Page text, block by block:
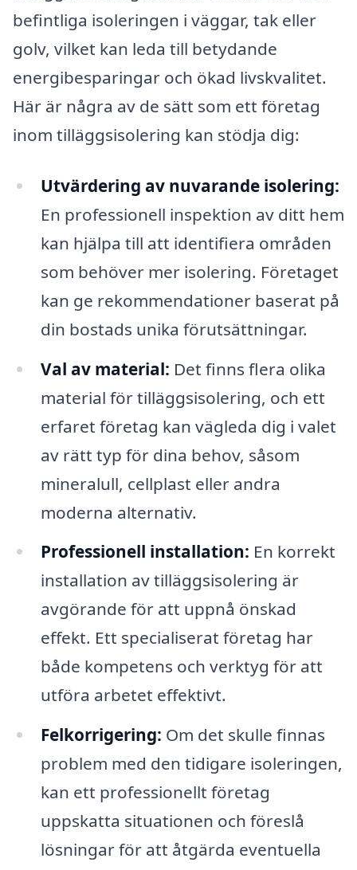
befintliga isoleringen i väggar, tak eller
golv, vilket kan leda till betydande
energibesparingar och ökad livskvalitet.
Här är några av de sätt som ett företag
inom tilläggsisolering kan stödja dig:
Utvärdering av nuvarande isolering:
En professionell inspektion av ditt hem
kan hjälpa till att identifiera områden
som behöver mer isolering. Företaget
kan ge rekommendationer baserat på
din bostads unika förutsättningar.
Val av material: Det finns flera olika
material för tilläggsisolering, och ett
erfaret företag kan vägleda dig i valet
av rätt typ för dina behov, såsom
mineralull, cellplast eller andra
moderna alternativ.
Professionell installation: En korrekt
installation av tilläggsisolering är
avgörande för att uppnå önskad
effekt. Ett specialiserat företag har
både kompetens och verktyg för att
utföra arbetet effektivt.
Felkorrigering: Om det skulle finnas
problem med den tidigare isoleringen,
kan ett professionellt företag
uppskatta situationen och föreslå
lösningar för att åtgärda eventuella